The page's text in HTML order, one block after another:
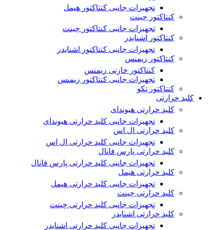
تجهیزات جانبی کنتاکتور هیمل
کنتاکتور چینت
تجهیزات جانبی کنتاکتور چینت
کنتاکتور اشنایدر
تجهیزات جانبی کنتاکتور اشنایدر
کنتاکتور زیمنس
کنتاکتور خازنی زیمنس
تجهیزات جانبی کنتاکتور زیمنس
کنتاکتور تکو
کلید حرارتی
کلید حرارتی هیوندای
تجهیزات جانبی کلید حرارتی هیوندای
کلید حرارتی ال اس
تجهیزات جانبی کلید حرارتی ال اس
کلید حرارتی پارس فانال
تجهیزات جانبی کلید حرارتی پارس فانال
کلید حرارتی هیمل
تجهیزات جانبی کلید حرارتی هیمل
کلید حرارتی چینت
تجهیزات جانبی کلید حرارتی چینت
کلید حرارتی اشنایدر
تجهیزات جانبی کلید حرارتی اشنایدر